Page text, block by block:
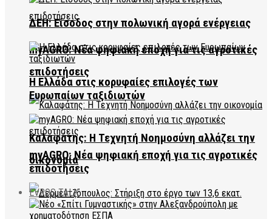
myAGRO: Νέα ψηφιακή εποχή για τις αγροτικές
επιδοτήσεις
Καλαφάτης: Η Τεχνητή Νοημοσύνη αλλάζει την
οικονομία
ΔΕΗ: Είσοδος στην πολωνική αγορά ενέργειας
Η Ελλάδα στις κορυφαίες επιλογές των
Ευρωπαίων ταξιδιωτών
myAGRO: Νέα ψηφιακή εποχή για τις αγροτικές
επιδοτήσεις
EVROS TALK